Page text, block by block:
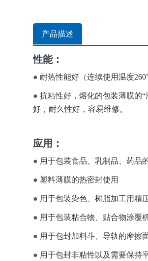
产品描述
性能：
● 耐热性能好（连续使用温度
● 抗粘性好，熔化的包装薄膜的
好，耐久性好，容易维修。
应用：
● 用于包装食品、乳制品、药品
● 塑料薄膜的热密封使用
● 用于包装染色、树脂加工用精
● 用于包装粘合物、贴合物涂覆
● 用于包封加料斗、导轨的摩擦
● 用于包封非粘性以及需要保持